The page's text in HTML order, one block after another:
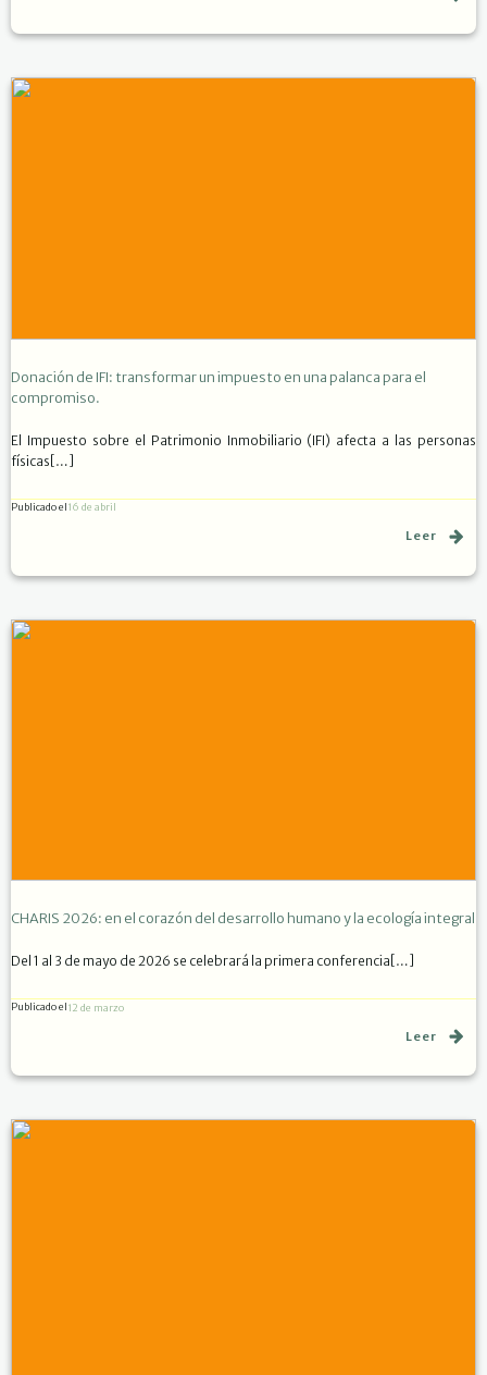
Donación de IFI: transformar un impuesto en una palanca para el
compromiso.
El Impuesto sobre el Patrimonio Inmobiliario (IFI) afecta a las personas
físicas[…]
Publicado el16 de abril
Leer
CHARIS 2026: en el corazón del desarrollo humano y la ecología integral
Del 1 al 3 de mayo de 2026 se celebrará la primera conferencia[…]
Publicado el12 de marzo
Leer